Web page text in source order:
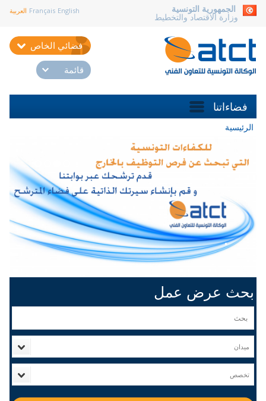
الجمهورية التونسية
وزارة الاقتصاد والتخطيط
Français English العربية
فضائي الخاص
قائمة
فضاءاتنا
الرئيسية
.
بحث عرض عمل
ميدان
تخصص